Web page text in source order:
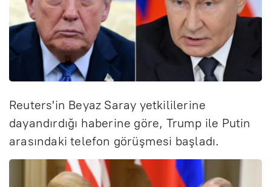
Reuters'in Beyaz Saray yetkililerine
dayandırdığı haberine göre, Trump ile Putin
arasındaki telefon görüşmesi başladı.